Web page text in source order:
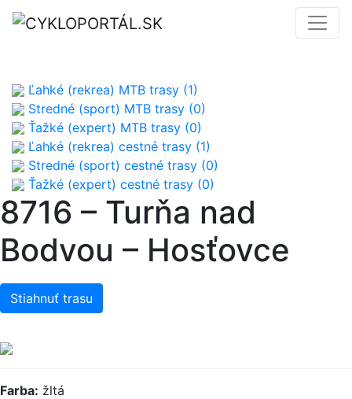
Ľahké (rekrea) MTB trasy (1)
Stredné (sport) MTB trasy (0)
Ťažké (expert) MTB trasy (0)
Ľahké (rekrea) cestné trasy (1)
Stredné (sport) cestné trasy (0)
Ťažké (expert) cestné trasy (0)
8716 – Turňa nad
Bodvou – Hosťovce
Stiahnuť trasu
Farba: žltá